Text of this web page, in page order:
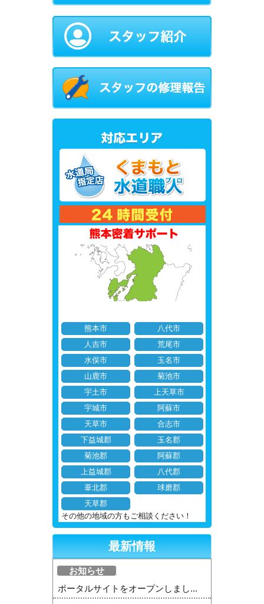
熊本市
八代市
人吉市
荒尾市
水俣市
玉名市
山鹿市
菊池市
宇土市
上天草市
宇城市
阿蘇市
天草市
合志市
下益城郡
玉名郡
菊池郡
阿蘇郡
上益城郡
八代郡
葦北郡
球磨郡
天草郡
その他の地域の方もご相談ください！
最新情報
お知らせ
ポータルサイトをオープンしまし...